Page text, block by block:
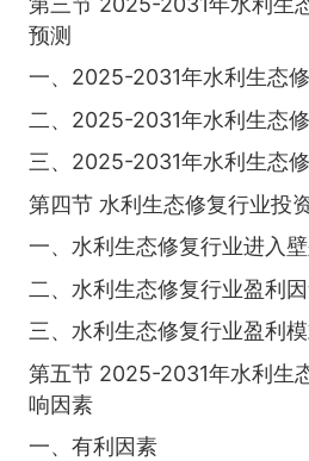
预测
一、2025-2031年水利生态
二、2025-2031年水利生态
三、2025-2031年水利生态
第四节 水利生态修复行业投
一、水利生态修复行业进入
二、水利生态修复行业盈利
三、水利生态修复行业盈利
第五节 2025-2031年水利生
响因素
一、有利因素